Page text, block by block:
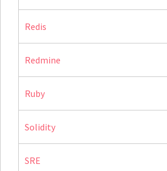
Redis
Redmine
Ruby
Solidity
SRE